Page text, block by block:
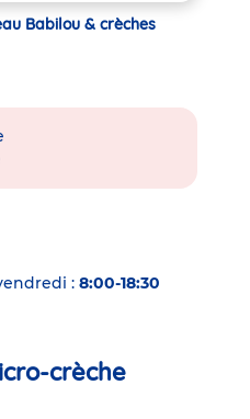
Babilou & crèches
: 8:00-18:30
crèche